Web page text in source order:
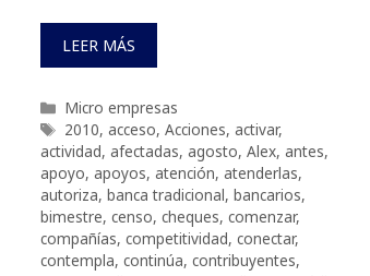
LEER MÁS
Categorías
Micro empresas
Etiquetas
2010, acceso, Acciones, activar,
actividad, afectadas, agosto, Alex, antes,
apoyo, apoyos, atención, atenderlas,
autoriza, banca tradicional, bancarios,
bimestre, censo, cheques, comenzar,
compañías, competitividad, conectar,
contempla, continúa, contribuyentes,